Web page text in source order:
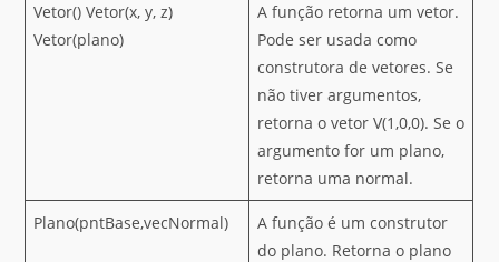
Vetor() Vetor(x, y, z)
Vetor(plano)
A função retorna um vetor.
Pode ser usada como
construtora de vetores. Se
não tiver argumentos,
retorna o vetor V(1,0,0). Se o
argumento for um plano,
retorna uma normal.
Plano(pntBase,vecNormal)
A função é um construtor
do plano. Retorna o plano